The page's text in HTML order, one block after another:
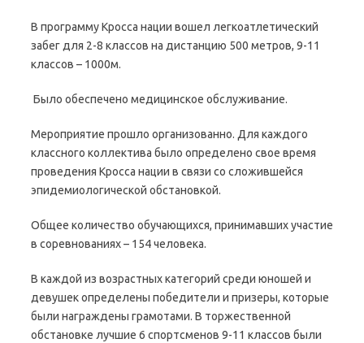
В программу Кросса нации вошел легкоатлетический
забег для 2-8 классов на дистанцию 500 метров, 9-11
классов – 1000м.
Было обеспечено медицинское обслуживание.
Мероприятие прошло организованно. Для каждого
классного коллектива было определено свое время
проведения Кросса нации в связи со сложившейся
эпидемиологической обстановкой.
Общее количество обучающихся, принимавших участие
в соревнованиях – 154 человека.
В каждой из возрастных категорий среди юношей и
девушек определены победители и призеры, которые
были награждены грамотами. В торжественной
обстановке лучшие 6 спортсменов 9-11 классов были